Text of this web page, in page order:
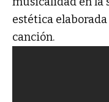
estética
canción.